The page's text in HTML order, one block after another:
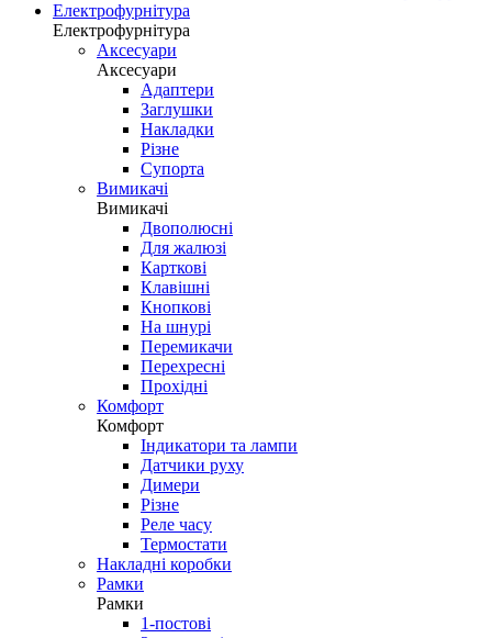
Електрофурнітура
Електрофурнітура
Аксесуари
Аксесуари
Адаптери
Заглушки
Накладки
Різне
Супорта
Вимикачі
Вимикачі
Двополюсні
Для жалюзі
Карткові
Клавішні
Кнопкові
На шнурі
Перемикачи
Перехресні
Прохідні
Комфорт
Комфорт
Індикатори та лампи
Датчики руху
Димери
Різне
Реле часу
Термостати
Накладні коробки
Рамки
Рамки
1-постові